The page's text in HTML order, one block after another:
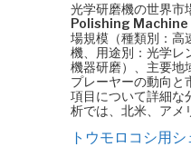
光学研磨機の世界
Polishing Machine
場規模（種類別：高
機、用途別：光学レ
機器研磨）、主要地
プレーヤーの動向と
項目について詳細な
析では、北米、アメ
トウモロコシ用